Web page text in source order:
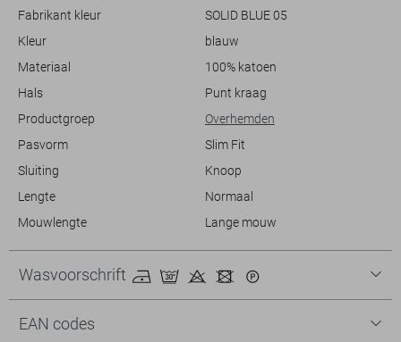
een visueel aantrekkelijke keuze, maar ook een veelzijdige aanvulling
Fabrikant kleur
SOLID BLUE 05
Kleur
blauw
Materiaal
100% katoen
Hals
Punt kraag
Productgroep
Overhemden
Pasvorm
Slim Fit
Sluiting
Knoop
Lengte
Normaal
Mouwlengte
Lange mouw
Wasvoorschrift
EAN codes